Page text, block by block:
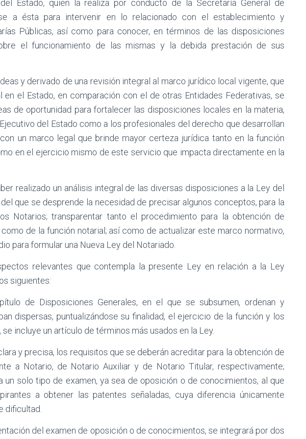
Estado, quien la realiza por conducto de la Secretaría General de
a ésta para intervenir en lo relacionado con el establecimiento y
Públicas, así como para conocer, en términos de las disposiciones
el funcionamiento de las mismas y la debida prestación de sus
y derivado de una revisión integral al marco jurídico local vigente, que
en el Estado, en comparación con el de otras Entidades Federativas, se
de oportunidad para fortalecer las disposiciones locales en la materia,
del Estado como a los profesionales del derecho que desarrollan
un marco legal que brinde mayor certeza jurídica tanto en la función
en el ejercicio mismo de este servicio que impacta directamente en la
realizado un análisis integral de las diversas disposiciones a la Ley del
que se desprende la necesidad de precisar algunos conceptos, para la
Notarios; transparentar tanto el procedimiento para la obtención de
de la función notarial; así como de actualizar este marco normativo,
para formular una Nueva Ley del Notariado.
relevantes que contempla la presente Ley en relación a la Ley
siguientes:
de Disposiciones Generales, en el que se subsumen, ordenan y
dispersas, puntualizándose su finalidad, el ejercicio de la función y los
incluye un artículo de términos más usados en la Ley.
y precisa, los requisitos que se deberán acreditar para la obtención de
a Notario, de Notario Auxiliar y de Notario Titular, respectivamente;
un solo tipo de examen, ya sea de oposición o de conocimientos, al que
a obtener las patentes señaladas, cuya diferencia únicamente
dificultad.
del examen de oposición o de conocimientos, se integrará por dos